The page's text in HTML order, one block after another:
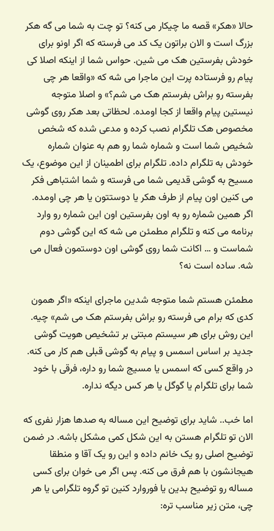
حالا «هکر» قصه ما چیکار می کنه؟ تو چت به شما می گه هکر
بزرگ است و الان براتون یک کد می فرسته که اگر اونو برای
خودش بفرستین هک می شین. حواس شما از اینکه اصلا کی
پیام رو فرستاده پرت این ماجرا می شه که «واقعا هر چی
بفرسته رو براش بفرستم هک می شم؟» و اصلا متوجه
نیستین پیام واقعا از کجا اومده. لحظاتی بعد هکر روی گوشی
مخصوص هک تلگرام نصب کرده و مدعی شده که شخص
شخیص شما است و شماره شما رو هم به عنوان شماره
خودش به تلگرام داده. تلگرام برای اطمینان از این موضوع، یک
مسیح به گوشی قدیمی شما می فرسته و شما اشتباهی فکر
می کنین اون پیام از طرف هکر یا دوستتون یا هر چی اومده.
اگر همین شماره رو به اون بفرستین اون این شماره رو وارد
برنامه می کنه و تلگرام مطمئن می شه که این گوشی دوم
شماست و … اکانت شما روی گوشی اون دوستمون فعال می
شه. ساده است نه؟
مطمئن هستم شما متوجه شدین ماجرای اینکه «اگر همون
کدی که برام می فرسته رو براش بفرستم هک می شم» چیه.
این روش برای هر سیستم مبتنی بر تشخیص هویت گوشی
جدید بر اساس اسمس و پیام به گوشی قبلی هم کار می کنه.
در واقع کسی که اسمس یا مسیج شما رو داره، فرقی با خود
شما برای تلگرام یا گوگل یا هر کس دیگه نداره.
اما خب.. شاید برای توضیح این مساله به صدها هزار نفری که
الان تو تلگرام هستن به این شکل کمی مشکل باشه. در ضمن
توضیح اصلی رو یک خانم داده و این رو یک آقا و منطقا
هیجانشون با هم فرق می کنه. پس اگر می خوان برای کسی
مساله رو توضیح بدین یا فوروارد کنین تو گروه تلگرامی یا هر
چی، متن زیر مناسب تره: